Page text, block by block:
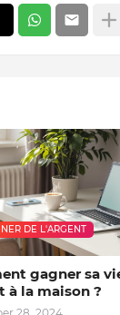
DE L'ARGENT
gagner sa
à la maison ?